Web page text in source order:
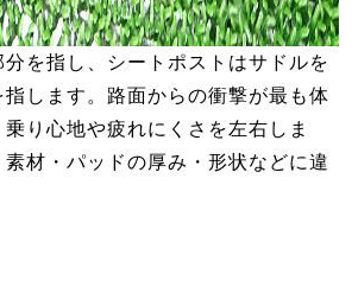
を指し、シートポストはサドルを
します。路面からの衝撃が最も体
り心地や疲れにくさを左右しま
材・パッドの厚み・形状などに違